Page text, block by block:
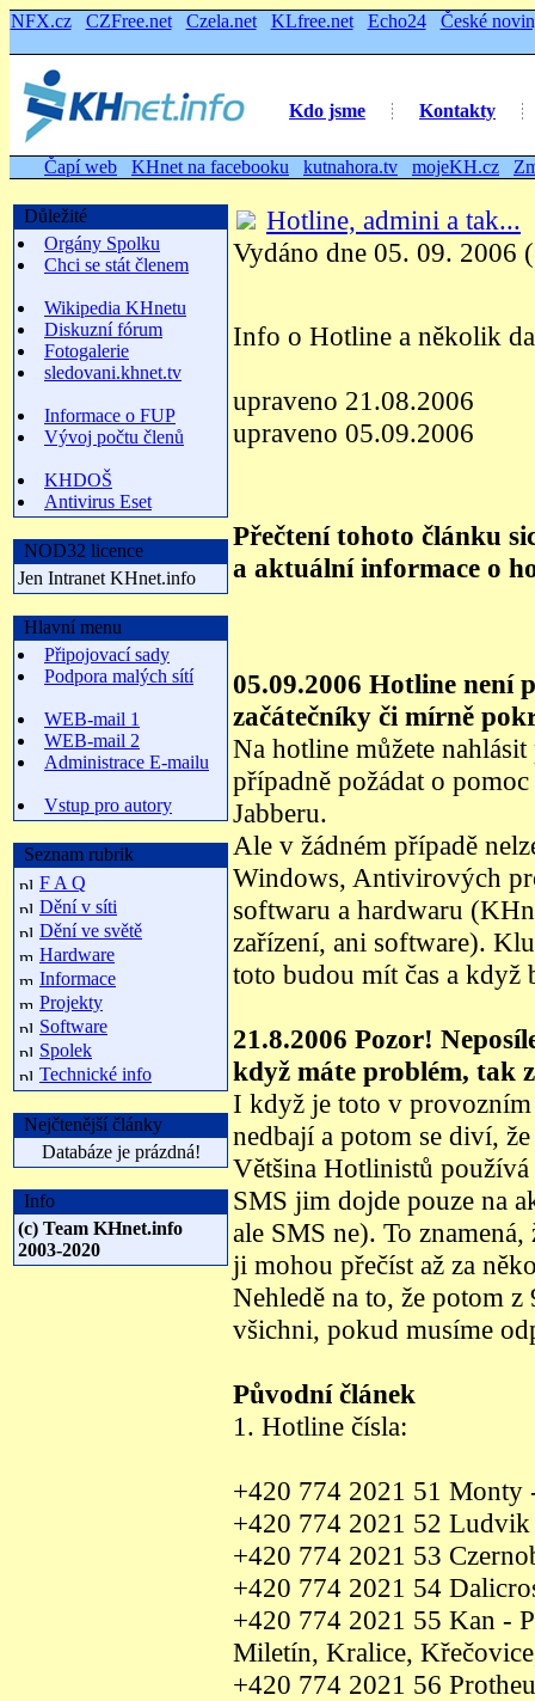
NFX.cz CZFree.net Czela.net KLfree.net Echo24 České
Kdo jsme Kontakty
Čapí web KHnet na facebooku kutnahora.tv mojeKH.cz
Důležité
Orgány Spolku
Chci se stát členem
Wikipedia KHnetu
Diskuzní fórum
Fotogalerie
sledovani.khnet.tv
Informace o FUP
Vývoj počtu členů
KHDOŠ
Antivirus Eset
NOD32 licence
Jen Intranet KHnet.info
Hlavní menu
Připojovací sady
Podpora malých sítí
WEB-mail 1
WEB-mail 2
Administrace E-mailu
Vstup pro autory
Seznam rubrik
F A Q
Dění v síti
Dění ve světě
Hardware
Informace
Projekty
Software
Spolek
Technické info
Nejčtenější články
Databáze je prázdná!
Info
(c) Team KHnet.info
2003-2020
Hotline, admini a tak...
Vydáno dne 05. 09. 2006
Info o Hotline a několik
upraveno 21.08.2006
upraveno 05.09.2006
Přečtení tohoto článku
a aktuální informace o
05.09.2006 Hotline není
začátečníky či mírně
Na hotline můžete
případně požádat o
Jabberu.
Ale v žádném případě
Windows, Antivirových
softwaru a hardwaru
zařízení, ani software).
toto budou mít čas a když
21.8.2006 Pozor!
když máte problém, tak
I když je toto v
nedbají a potom se diví,
Většina Hotlinistů
SMS jim dojde pouze na
ale SMS ne). To
ji mohou přečíst až za
Nehledě na to, že potom
všichni, pokud musíme
Původní článek
1. Hotline čísla:
+420 774 2021 51 Monty
+420 774 2021 52
+420 774 2021 53
+420 774 2021 54
+420 774 2021 55 Kan -
Miletín, Kralice,
+420 774 2021 56